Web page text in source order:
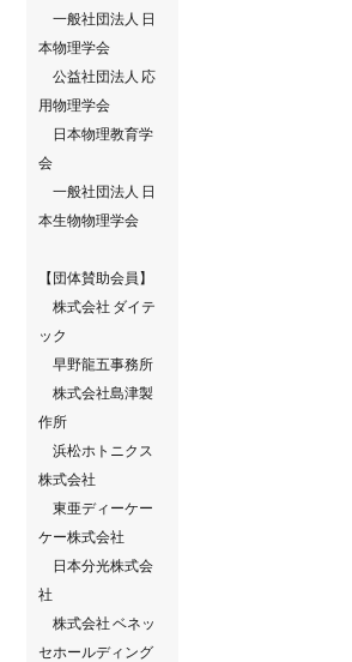
一般社団法人 日
本物理学会
公益社団法人 応
用物理学会
日本物理教育学
会
一般社団法人 日
本生物物理学会
【団体賛助会員】
株式会社 ダイテ
ック
早野龍五事務所
株式会社島津製
作所
浜松ホトニクス
株式会社
東亜ディーケー
ケー株式会社
日本分光株式会
社
株式会社 ベネッ
セホールディング